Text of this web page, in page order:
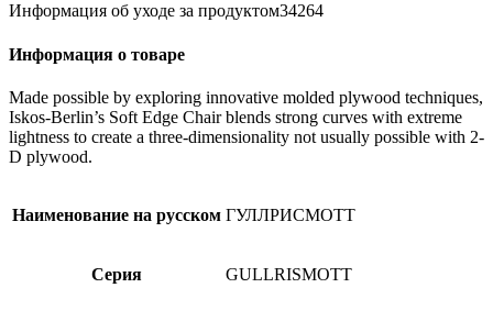
Информация об уходе за продуктом34264
Информация о товаре
Made possible by exploring innovative molded plywood techniques,
Iskos-Berlin’s Soft Edge Chair blends strong curves with extreme
lightness to create a three-dimensionality not usually possible with 2-
D plywood.
Наименование на русском ГУЛЛРИСМОТТ
Серия GULLRISMOTT